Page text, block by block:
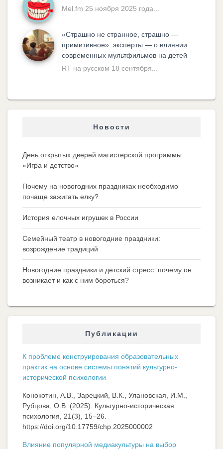
Mel.fm 25 ноября 2025 года...
«Cтрашно не странное, страшно —
примитивное»: эксперты — о влиянии
современных мультфильмов на детей
RT на русском 18 сентября...
Новости
День открытых дверей магистерской программы
«Игра и детство»
Почему на новогодних праздниках необходимо
почаще зажигать елку?
История елочных игрушек в России
Семейный театр в новогодние праздники:
возрождение традиций
Новогодние праздники и детский стресс: почему он
возникает и как с ним бороться?
Публикации
К проблеме конструирования образовательных
практик на основе системы понятий культурно-
исторической психологии
Конокотин, А.В., Зарецкий, В.К., Улановская, И.М.,
Рубцова, О.В. (2025). Культурно-историческая
психология, 21(3), 15–26.
https://doi.org/10.17759/chp.2025000002
Влияние популярной медиакультуры на выбор